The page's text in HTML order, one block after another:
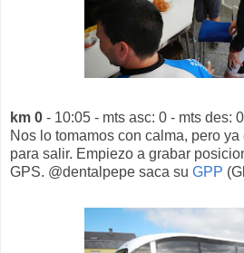
km 0 - 10:05 - mts asc: 0 - mts des:
Nos lo tomamos con calma, pero
para salir. Empiezo a grabar
GPS. @dentalpepe saca su GPP